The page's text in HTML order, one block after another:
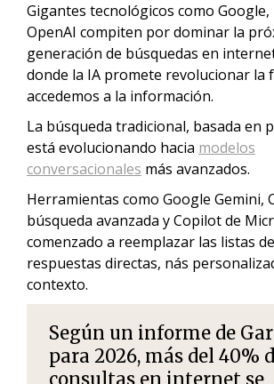
Gigantes tecnológicos como
OpenAI compiten por dominar la
generación de búsquedas en
donde la IA promete revolucionar la
accedemos a la información.
La búsqueda tradicional, basada en
está evolucionando hacia modelos
conversacionales más avanzados.
Herramientas como Google Gemini,
búsqueda avanzada y Copilot de
comenzado a reemplazar las listas
respuestas directas, nás
contexto.
Según un informe de
para 2026, más del 40%
consultas en internet se